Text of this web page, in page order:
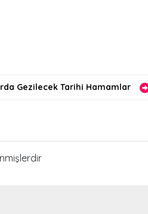
Gezilecek Tarihi Hamamlar